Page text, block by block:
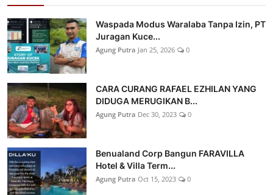
Waspada Modus Waralaba Tanpa Izin, PT
Juragan Kuce...
Agung Putra Jan 25, 2026 0
CARA CURANG RAFAEL EZHILAN YANG
DIDUGA MERUGIKAN B...
Agung Putra Dec 30, 2023 0
Benualand Corp Bangun FARAVILLA
Hotel & Villa Term...
Agung Putra Oct 15, 2023 0